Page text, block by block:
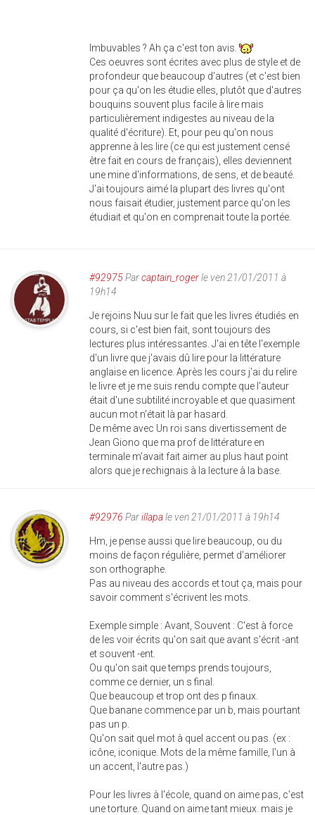
Imbuvables ? Ah ça c'est ton avis.
Ces oeuvres sont écrites avec plus de style et de
profondeur que beaucoup d'autres (et c'est bien
pour ça qu'on les étudie elles, plutôt que d'autres
bouquins souvent plus facile à lire mais
particulièrement indigestes au niveau de la
qualité d'écriture). Et, pour peu qu'on nous
apprenne à les lire (ce qui est justement censé
être fait en cours de français), elles deviennent
une mine d'informations, de sens, et de beauté.
J'ai toujours aimé la plupart des livres qu'ont
nous faisait étudier, justement parce qu'on les
étudiait et qu'on en comprenait toute la portée.
#92975Parcaptain_rogerle ven 21/01/2011 à
19h14
Je rejoins Nuu sur le fait que les livres étudiés en
cours, si c'est bien fait, sont toujours des
lectures plus intéressantes. J'ai en tête l'exemple
d'un livre que j'avais dû lire pour la littérature
anglaise en licence. Après les cours j'ai du relire
le livre et je me suis rendu compte que l'auteur
était d'une subtilité incroyable et que quasiment
aucun mot n'était là par hasard.
De même avec Un roi sans divertissement de
Jean Giono que ma prof de littérature en
terminale m'avait fait aimer au plus haut point
alors que je rechignais à la lecture à la base.
#92976 Parillapale ven 21/01/2011 à 19h14
Hm, je pense aussi que lire beaucoup, ou du
moins de façon régulière, permet d'améliorer
son orthographe.
Pas au niveau des accords et tout ça, mais pour
savoir comment s'écrivent les mots.
Exemple simple : Avant, Souvent : C'est à force
de les voir écrits qu'on sait que avant s'écrit -ant
et souvent -ent.
Ou qu'on sait que temps prends toujours,
comme ce dernier, un s final.
Que beaucoup et trop ont des p finaux.
Que banane commence par un b, mais pourtant
pas un p.
Qu'on sait quel mot à quel accent ou pas. (ex :
icône, iconique. Mots de la même famille, l'un à
un accent, l'autre pas.)
Pour les livres à l'école, quand on aime pas, c'est
une torture. Quand on aime tant mieux. mais je